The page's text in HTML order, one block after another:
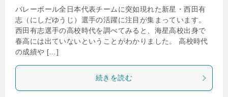
バレーボール全日本代表チームに突如現れた新星・西田有
志（にしだゆうじ）選手の活躍に注目が集まっています。
西田有志選手の高校時代を調べてみると、海星高校出身で
春高には出ていないということがわかりました。 高校時代
の成績や […]
続きを読む